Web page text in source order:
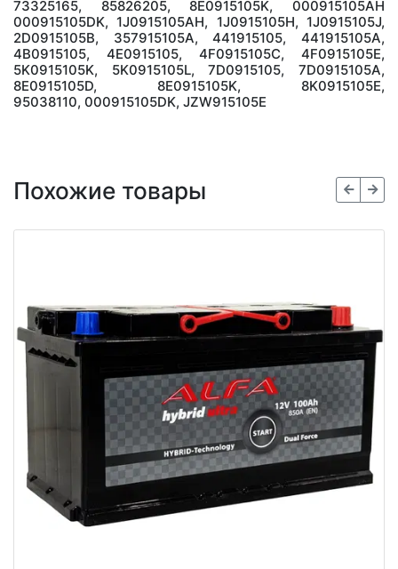
73325165, 85826205, 8E0915105K, 000915105AH
000915105DK, 1J0915105AH, 1J0915105H, 1J0915105J,
2D0915105B, 357915105A, 441915105, 441915105A,
4B0915105, 4E0915105, 4F0915105C, 4F0915105E,
5K0915105K, 5K0915105L, 7D0915105, 7D0915105A,
8E0915105D, 8E0915105K, 8K0915105E,
95038110, 000915105DK, JZW915105E
Похожие товары